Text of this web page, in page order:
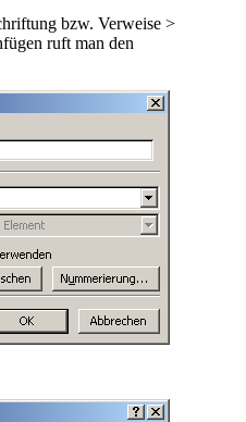
bzw. Verweise >
ruft man den